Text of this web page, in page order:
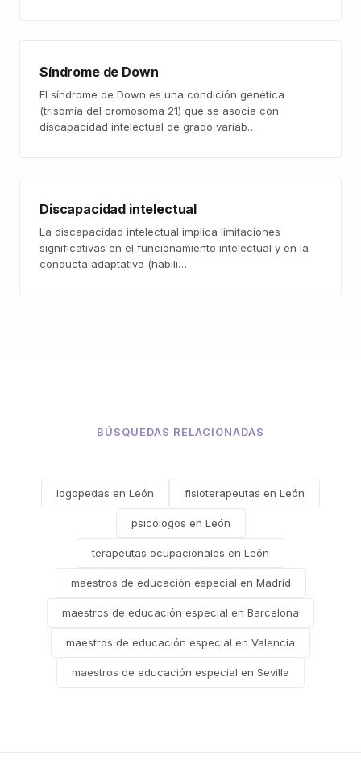
Síndrome de Down
El síndrome de Down es una condición genética
(trisomía del cromosoma 21) que se asocia con
discapacidad intelectual de grado variab…
Discapacidad intelectual
La discapacidad intelectual implica limitaciones
significativas en el funcionamiento intelectual y en la
conducta adaptativa (habili…
BÚSQUEDAS RELACIONADAS
logopedas en León fisioterapeutas en León
psicólogos en León
terapeutas ocupacionales en León
maestros de educación especial en Madrid
maestros de educación especial en Barcelona
maestros de educación especial en Valencia
maestros de educación especial en Sevilla